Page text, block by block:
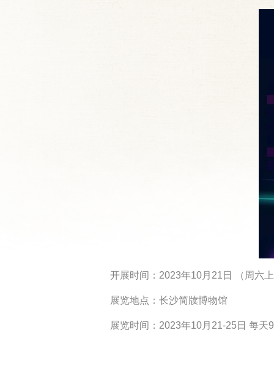
开展时间：2023年10月21日 （周六
展览地点：长沙简牍博物馆
展览时间：2023年10月21-25日 每天